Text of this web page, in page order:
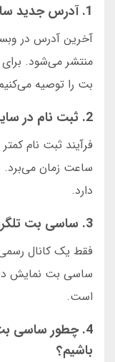
1. آدرس جدید ساسی بت کجاست؟
آخرین آدرس در
منتشر می‌شود. برای
بت را توصیه
2. ثبت نام در سایت ساسی بت چقدر طول می‌کشد؟
ساعت زمان
دارد.
3. ساسی بت تلگرام رسمی دارد؟
فقط یک کانال
ساسی بت نمایش
است.
4. چطور ساسی
باشیم؟